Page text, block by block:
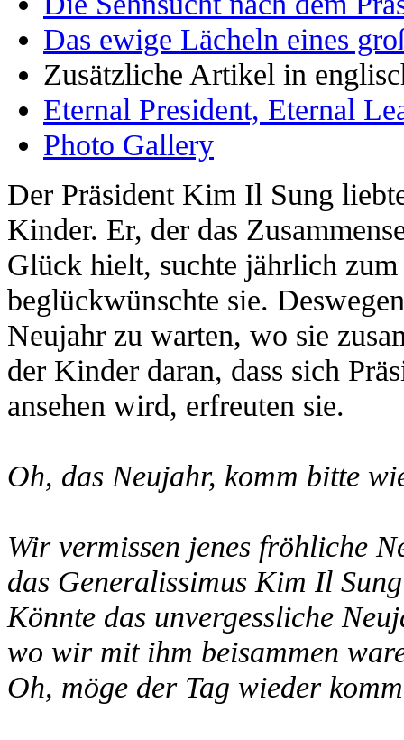
Das ewige Lächeln eines
Zusätzliche Artikel in
Eternal President, Eternal
Photo Gallery
Der Präsident Kim Il Sung
Kinder. Er, der das
Glück hielt, suchte jährlich
beglückwünschte sie.
Neujahr zu warten, wo sie
der Kinder daran, dass sich
ansehen wird, erfreuten sie.
Oh, das Neujahr, komm bitte
Wir vermissen jenes fröhliche
das Generalissimus Kim Il
Könnte das unvergessliche
wo wir mit ihm beisammen
Oh, möge der Tag wieder